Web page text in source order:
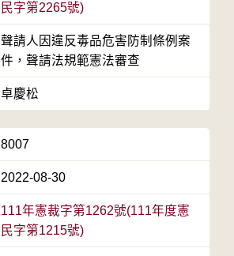
民字第2265號)
聲請人因違反毒品危害防制條例案
件，聲請法規範憲法審查
卓慶松
8007
2022-08-30
111年憲裁字第1262號(111年度憲
民字第1215號)